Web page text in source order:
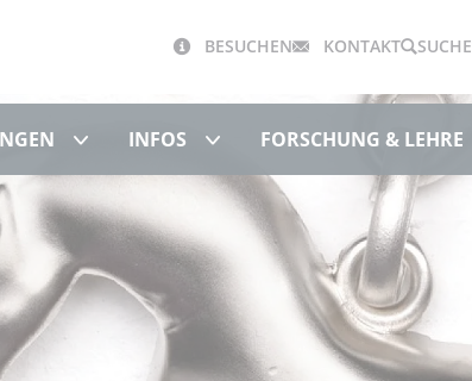
BESUCHEN KONTAKT SUCHE
Sammlungen
INFOS Infos FORSCHUNG & LEHRE